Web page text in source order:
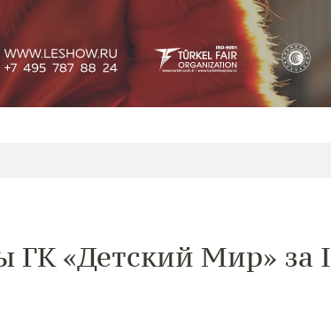
ГК «Детский Мир» за I